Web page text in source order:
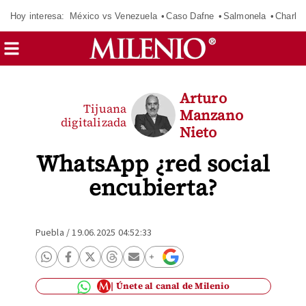
Hoy interesa: México vs Venezuela Caso Dafne Salmonela
WhatsApp ¿red social
encubierta?
Tijuana
digitalizada
Arturo
Manzano
Nieto
Puebla /19.06.2025 04:52:33
Únete al canal de Milenio